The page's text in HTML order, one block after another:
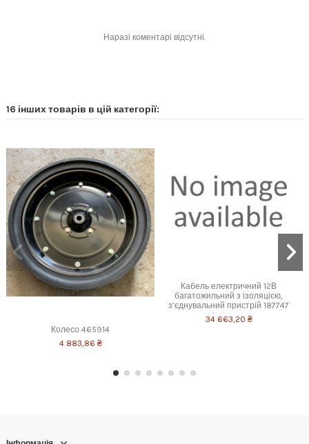
Наразі коментарі відсутні.
16 інших товарів в цій категорії:
Колесо 465914
4 883,86 ₴
Кабель електричний 12В
багатожильний з ізоляцією,
з’єднувальний пристрій 187747
34 663,20 ₴